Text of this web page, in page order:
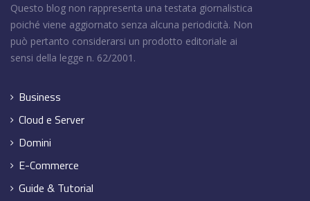
Questo blog non rappresenta una testata giornalistica
poiché viene aggiornato senza alcuna periodicità. Non
può pertanto considerarsi un prodotto editoriale ai
sensi della legge n. 62/2001.
Business
Cloud e Server
Domini
E-Commerce
Guide & Tutorial